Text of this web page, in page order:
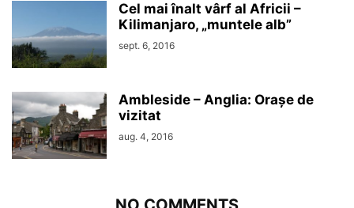
Cel mai înalt vârf al Africii –
Kilimanjaro, „muntele alb”
sept. 6, 2016
Ambleside – Anglia: Orașe de
vizitat
aug. 4, 2016